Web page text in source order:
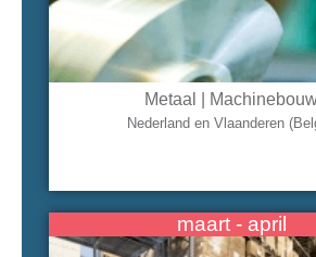
Metaal |
Nederland en Vlaanderen
maart - april